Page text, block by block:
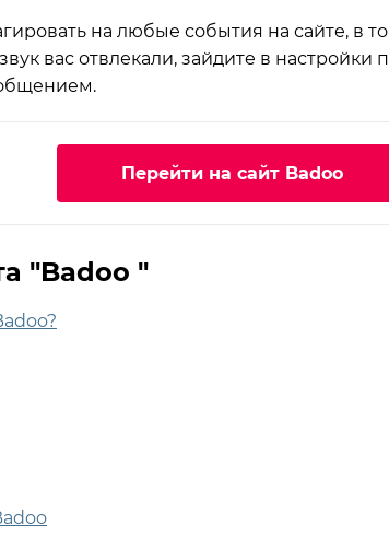
на любые события на сайте, в
вас отвлекали, зайдите в
Перейти на сайт Badoo
"Badoo "